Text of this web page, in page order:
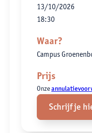
13/10/2026
18:30
Waar?
Campus
Prijs
Onze
Schrijf je